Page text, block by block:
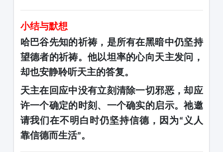
小结与默想
哈巴谷先知的祈祷，是所有在黑暗中仍坚持
望德者的祈祷。他以坦率的心向天主发问，
却也安静聆听天主的答复。
天主在回应中没有立刻清除一切邪恶，却应
许一个确定的时刻、一个确实的启示。祂邀
请我们在不明白时仍坚持信德，因为“ 义人
靠信德而生活”。